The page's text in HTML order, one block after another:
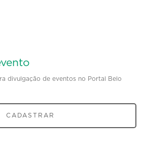
divulgação de eventos no Portal Belo
CADASTRAR